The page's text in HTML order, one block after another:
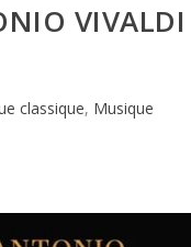
VIVALDI
classique, Musique